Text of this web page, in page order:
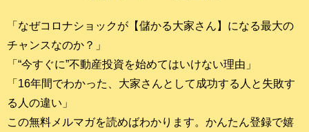
「なぜコロナショックが【儲かる大家さん】になる最大の
チャンスなのか？」
「“今すぐに”不動産投資を始めてはいけない理由」
「16年間でわかった、大家さんとして成功する人と失敗す
る人の違い」
この無料メルマガを読めばわかります。かんたん登録で嬉